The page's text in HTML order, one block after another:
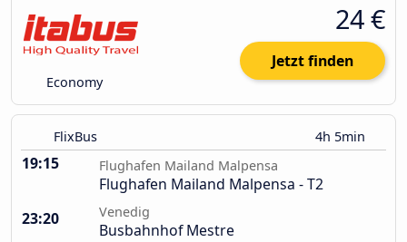
Economy
24 €
Jetzt finden
FlixBus 4h 5min
19:15 Flughafen Mailand Malpensa
Flughafen Mailand Malpensa - T2
23:20
Venedig
Busbahnhof Mestre